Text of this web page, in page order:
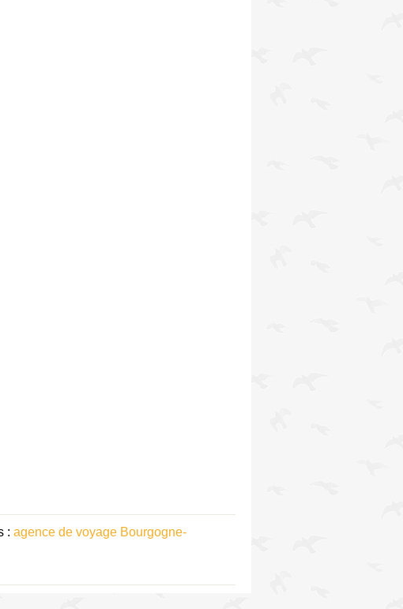
: agence de voyage Bourgogne-